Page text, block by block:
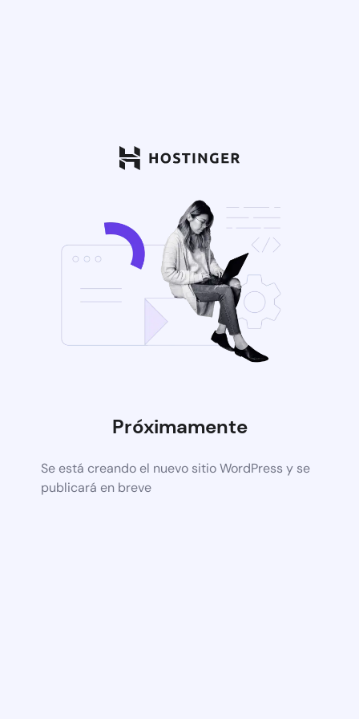
Próximamente
Se está creando el nuevo sitio WordPress y se
publicará en breve